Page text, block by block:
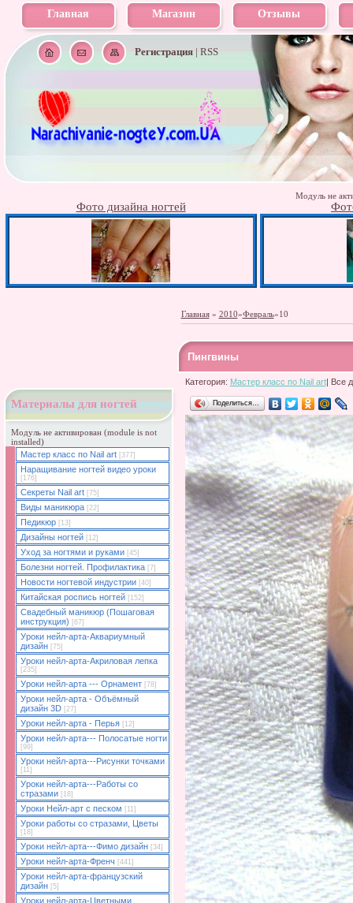
Главная Магазин Отзывы
Регистрация| RSS
Модуль не
Фото дизайна ногтей
Главная» 2010»Февраль»10
Пингвины
Категория: Мастер класс по Nail art| Все
Поделиться…
Материалы для ногтей
Модуль не активирован (module is not
installed)
Мастер класс по Nail art
[377]
Наращивание ногтей видео уроки
[176]
Секреты Nail art [75]
Виды маникюра [22]
Педикюр [13]
Дизайны ногтей [12]
Уход за ногтями и руками [45]
Болезни ногтей. Профилактика [7]
Новости ногтевой индустрии [40]
Китайская роспись ногтей [152]
Свадебный маникюр (Пошаговая
инструкция)
[67]
Уроки нейл-арта-Аквариумный
дизайн
[75]
Уроки нейл-арта-Акриловая лепка
[235]
Уроки нейл-арта --- Орнамент [78]
Уроки нейл-арта - Объёмный
дизайн 3D
[27]
Уроки нейл-арта - Перья [12]
Уроки нейл-арта--- Полосатые ногти
[99]
Уроки нейл-арта---Рисунки точками
[11]
Уроки нейл-арта---Работы со
стразами
[18]
Уроки Нейл-арт с песком [11]
Уроки работы со стразами, Цветы
[18]
Уроки нейл-арта---Фимо дизайн [34]
Уроки нейл-арта-Френч [441]
Уроки нейл-арта-французский
дизайн
[5]
Уроки нейл-арта-Цветными